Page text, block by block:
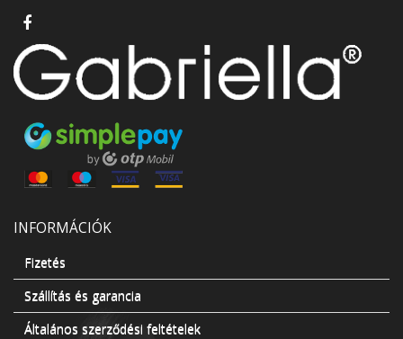
INFORMÁCIÓK
Fizetés
Szállítás és garancia
Általános szerződési feltételek